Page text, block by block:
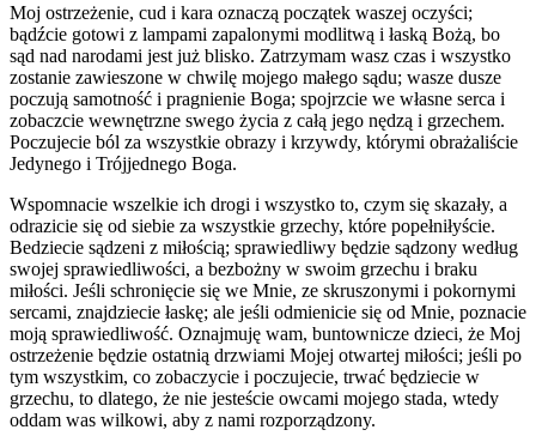
Moj ostrzeżenie, cud i kara oznaczą początek waszej oczyści;
bądźcie gotowi z lampami zapalonymi modlitwą i łaską Bożą, bo
sąd nad narodami jest już blisko. Zatrzymam wasz czas i wszystko
zostanie zawieszone w chwilę mojego małego sądu; wasze dusze
poczują samotność i pragnienie Boga; spojrzcie we własne serca i
zobaczcie wewnętrzne swego życia z całą jego nędzą i grzechem.
Poczujecie ból za wszystkie obrazy i krzywdy, którymi obrażaliście
Jedynego i Trójjednego Boga.
Wspomnacie wszelkie ich drogi i wszystko to, czym się skazały, a
odrazicie się od siebie za wszystkie grzechy, które popełniłyście.
Bedziecie sądzeni z miłością; sprawiedliwy będzie sądzony według
swojej sprawiedliwości, a bezbożny w swoim grzechu i braku
miłości. Jeśli schronięcie się we Mnie, ze skruszonymi i pokornymi
sercami, znajdziecie łaskę; ale jeśli odmienicie się od Mnie, poznacie
moją sprawiedliwość. Oznajmuję wam, buntownicze dzieci, że Moj
ostrzeżenie będzie ostatnią drzwiami Mojej otwartej miłości; jeśli po
tym wszystkim, co zobaczycie i poczujecie, trwać będziecie w
grzechu, to dlatego, że nie jesteście owcami mojego stada, wtedy
oddam was wilkowi, aby z nami rozporządzony.